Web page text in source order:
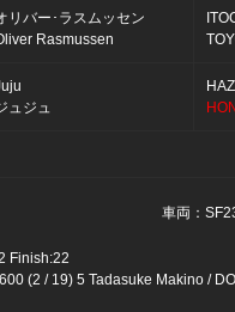
リバー･ラスムッセン
Rasmussen
ュジュ
車両：
Finish:22
(2 / 19) 5 Tadasuke Makino /